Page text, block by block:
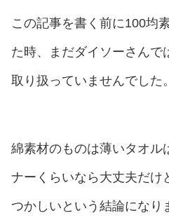
この記事を書く前に100均
た時、まだダイソーさんで
取り扱っていませんでした。
綿素材のものは薄いタオル
ナーくらいなら大丈夫だけ
つかしいという結論になり